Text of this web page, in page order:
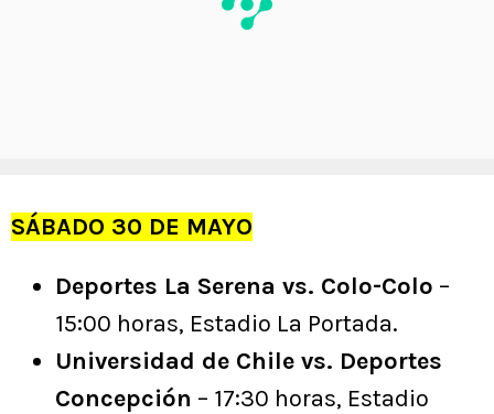
SÁBADO 30 DE MAYO
Deportes La Serena vs. Colo-Colo –
15:00 horas, Estadio La Portada.
Universidad de Chile vs. Deportes
Concepción – 17:30 horas, Estadio